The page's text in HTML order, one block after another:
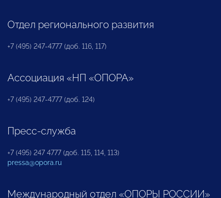
Отдел регионального развития
+7 (495) 247-4777 (доб. 116, 117)
Ассоциация «НП «ОПОРА»
+7 (495) 247-4777 (доб. 124)
Пресс-служба
+7 (495) 247 4777 (доб. 115, 114, 113)
pressa@opora.ru
Международный отдел «ОПОРЫ РОССИИ»